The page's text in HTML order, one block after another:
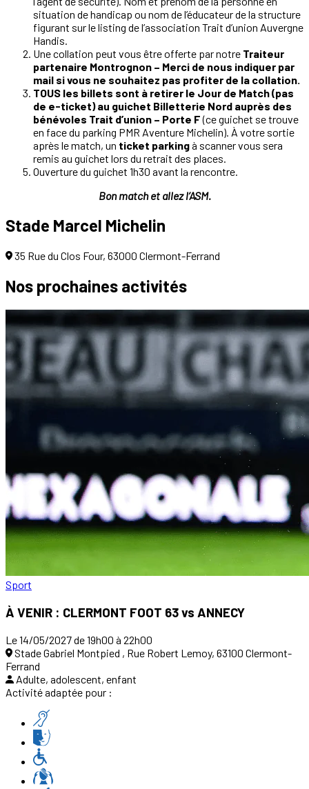
situation de handicap ou nom de l’éducateur de la structure
figurant sur le listing de l’association Trait d’union Auvergne
Handis.
Une collation peut vous être offerte par notre Traiteur
partenaire Montrognon – Merci de nous indiquer par
mail si vous ne souhaitez pas profiter de la collation.
TOUS les billets sont à retirer le Jour de Match (pas
de e-ticket) au guichet Billetterie Nord auprès des
bénévoles Trait d’union – Porte F(ce guichet se trouve
en face du parking PMR Aventure Michelin). À votre sortie
après le match, un ticket parkingà scanner vous sera
remis au guichet lors du retrait des places.
Ouverture du guichet 1h30 avant la rencontre.
Bon match et allez l’ASM.
Stade Marcel Michelin
35 Rue du Clos Four, 63000 Clermont-Ferrand
Nos prochaines activités
Sport
À VENIR : CLERMONT FOOT 63 vs ANNECY
Le 14/05/2027 de 19h00 à 22h00
Stade Gabriel Montpied , Rue Robert Lemoy, 63100 Clermont-
Ferrand
Adulte, adolescent, enfant
Activité adaptée pour :